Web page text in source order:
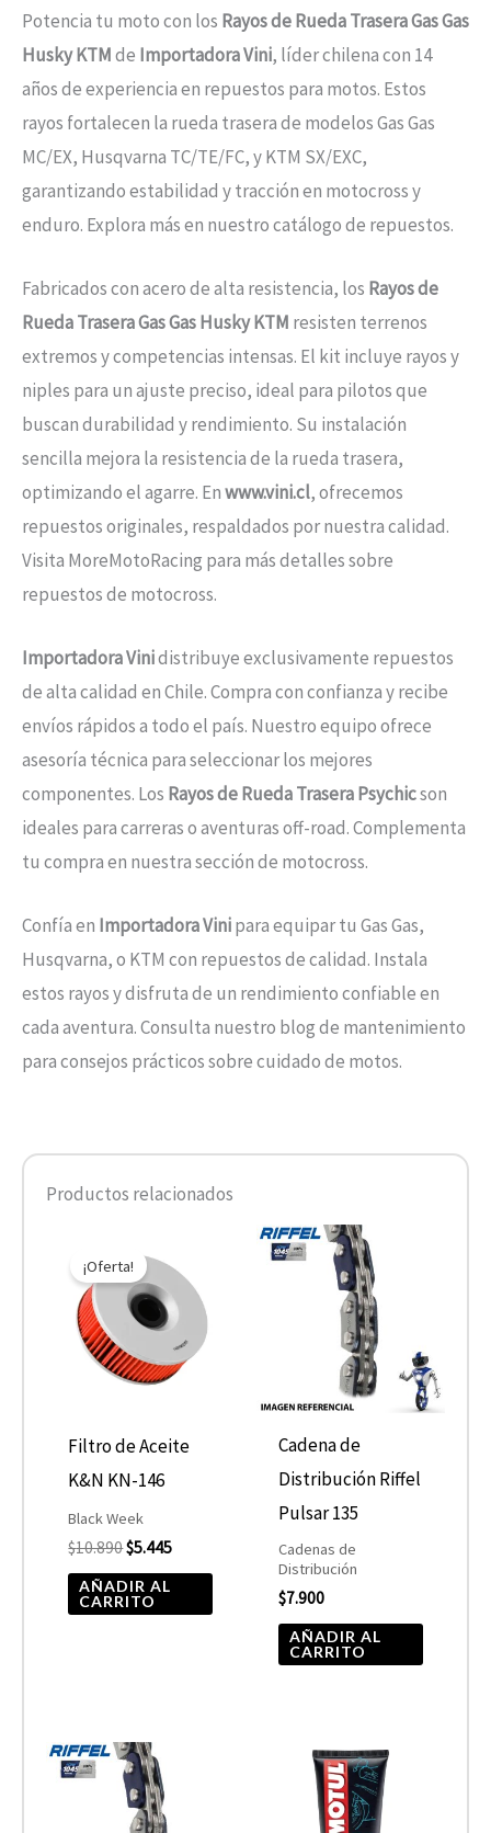
Potencia tu moto con los Rayos de Rueda Trasera Gas Gas
Husky KTMde Importadora Vini, líder chilena con 14
años de experiencia en repuestos para motos. Estos
rayos fortalecen la rueda trasera de modelos Gas Gas
MC/EX, Husqvarna TC/TE/FC, y KTM SX/EXC,
garantizando estabilidad y tracción en motocross y
enduro. Explora más en nuestro catálogo de repuestos.
Fabricados con acero de alta resistencia, los Rayos de
Rueda Trasera Gas Gas Husky KTM resisten terrenos
extremos y competencias intensas. El kit incluye rayos y
niples para un ajuste preciso, ideal para pilotos que
buscan durabilidad y rendimiento. Su instalación
sencilla mejora la resistencia de la rueda trasera,
optimizando el agarre. Enwww.vini.cl, ofrecemos
repuestos originales, respaldados por nuestra calidad.
Visita MoreMotoRacing para más detalles sobre
repuestos de motocross.
Importadora Vinidistribuye exclusivamente repuestos
de alta calidad en Chile. Compra con confianza y recibe
envíos rápidos a todo el país. Nuestro equipo ofrece
asesoría técnica para seleccionar los mejores
componentes. Los Rayos de Rueda Trasera Psychicson
ideales para carreras o aventuras off-road. Complementa
tu compra en nuestra sección de motocross.
Confía en Importadora Vinipara equipar tu Gas Gas,
Husqvarna, o KTM con repuestos de calidad. Instala
estos rayos y disfruta de un rendimiento confiable en
cada aventura. Consulta nuestro blog de mantenimiento
para consejos prácticos sobre cuidado de motos.
Productos relacionados
¡Oferta!
Filtro de Aceite
K&N KN-146
Black Week
$10.890
precio
original
era:
$10.890.
$5.445
actual
es:
$5.445.
AÑADIR AL
CARRITO
Cadena de
Distribución Riffel
Pulsar 135
Cadenas de
Distribución
$7.900
AÑADIR AL
CARRITO